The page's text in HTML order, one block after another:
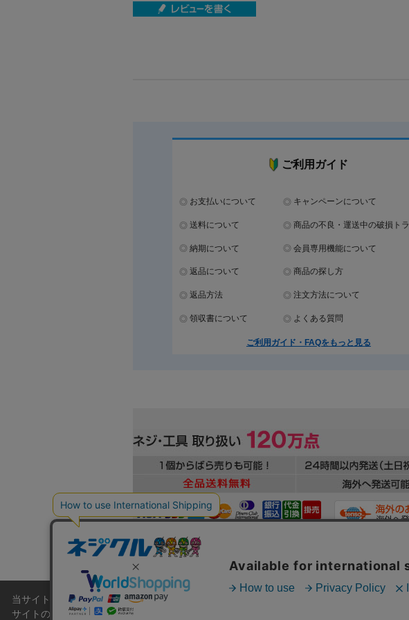
ご利用ガイド
お支払いについて キャンペーンについて
送料について 商品の不良・運送中の破損ト
納期について 会員専用機能について
返品について 商品の探し方
返品方法 注文方法について
領収書について よくある質問
ご利用ガイド・FAQをもっと見る
当サイトでは利用体験の向上およびコンテンツの最適な提供、トラフィックの分析を目的
サイトの閲覧を継続された場合、Cookieの利用に同意したことものといたします。